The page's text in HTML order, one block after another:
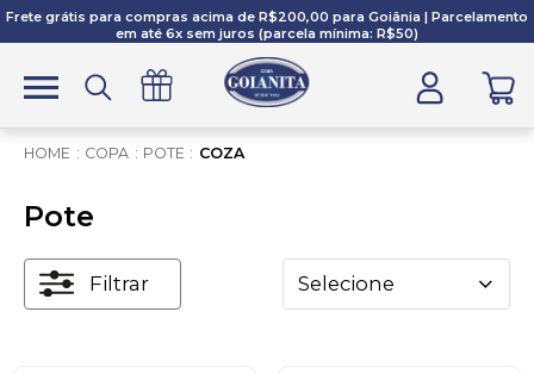
Frete grátis para compras acima de R$200,00 para Goiânia | Parcelamento
em até 6x sem juros (parcela mínima: R$50)
COPA POTE COZA
Pote
Filtrar Selecione